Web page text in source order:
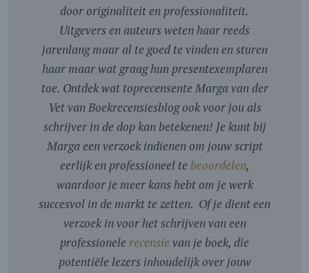
door originaliteit en professionaliteit.
Uitgevers en auteurs weten haar reeds
jarenlang maar al te goed te vinden en sturen
haar maar wat graag hun presentexemplaren
toe. Ontdek wat toprecensente Marga van der
Vet van Boekrecensiesblog ook voor jou als
schrijver in de dop kan betekenen! Je kunt bij
Marga een verzoek indienen om jouw script
eerlijk en professioneel te beoordelen,
waardoor je meer kans hebt om je werk
succesvol in de markt te zetten. Of je dient een
verzoek in voor het schrijven van een
professionele recensievan je boek, die
potentiële lezers inhoudelijk over jouw